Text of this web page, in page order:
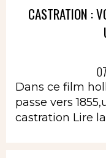
CASTRATION :
Dans ce film
passe vers
castration Lire